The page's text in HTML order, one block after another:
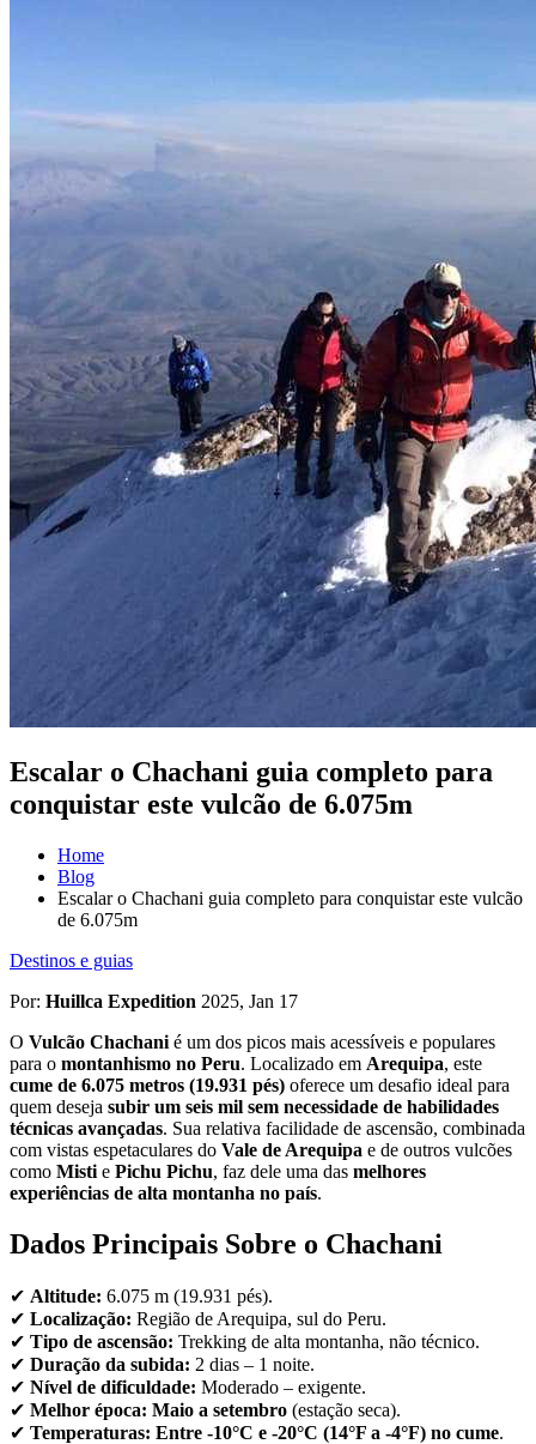
Escalar o Chachani guia completo para
conquistar este vulcão de 6.075m
Home
Blog
Escalar o Chachani guia completo para conquistar este vulcão
de 6.075m
Destinos e guias
Por: Huillca Expedition 2025, Jan 17
O Vulcão Chachani é um dos picos mais acessíveis e populares
para o montanhismo no Peru. Localizado em Arequipa, este
cume de 6.075 metros (19.931 pés) oferece um desafio ideal para
quem deseja subir um seis mil sem necessidade de habilidades
técnicas avançadas. Sua relativa facilidade de ascensão, combinada
com vistas espetaculares do Vale de Arequipa e de outros vulcões
como Misti e Pichu Pichu, faz dele uma das melhores
experiências de alta montanha no país.
Dados Principais Sobre o Chachani
✔ Altitude: 6.075 m (19.931 pés).
✔ Localização: Região de Arequipa, sul do Peru.
✔ Tipo de ascensão: Trekking de alta montanha, não técnico.
✔ Duração da subida: 2 dias – 1 noite.
✔ Nível de dificuldade: Moderado – exigente.
✔ Melhor época: Maio a setembro (estação seca).
✔ Temperaturas: Entre -10°C e -20°C (14°F a -4°F) no cume.